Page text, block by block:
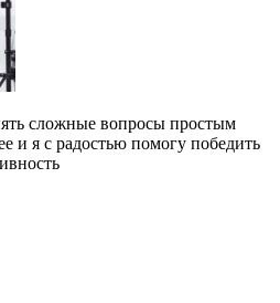
сложные вопросы простым
и я с радостью помогу победить